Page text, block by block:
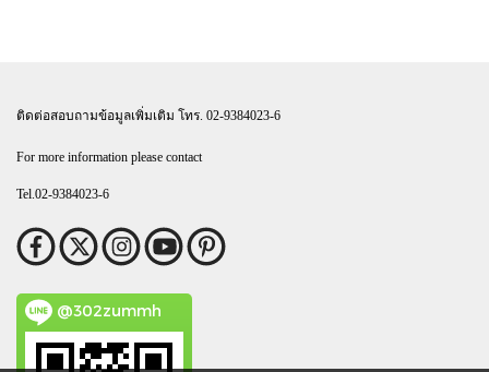
ติดต่อสอบถามข้อมูลเพิ่มเติม โทร. 02-9384023-6
For more information please contact
Tel.02-9384023-6
@302zummh